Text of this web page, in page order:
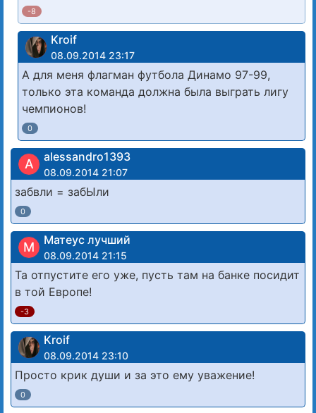
-8
Kroif
08.09.2014 23:17
А для меня флагман футбола Динамо 97-99,
только эта команда должна была выграть лигу
чемпионов!
0
A alessandro1393
08.09.2014 21:07
забвли = забЫли
0
М Матеус лучший
08.09.2014 21:15
Та отпустите его уже, пусть там на банке посидит
в той Европе!
-3
Kroif
08.09.2014 23:10
Просто крик души и за это ему уважение!
0